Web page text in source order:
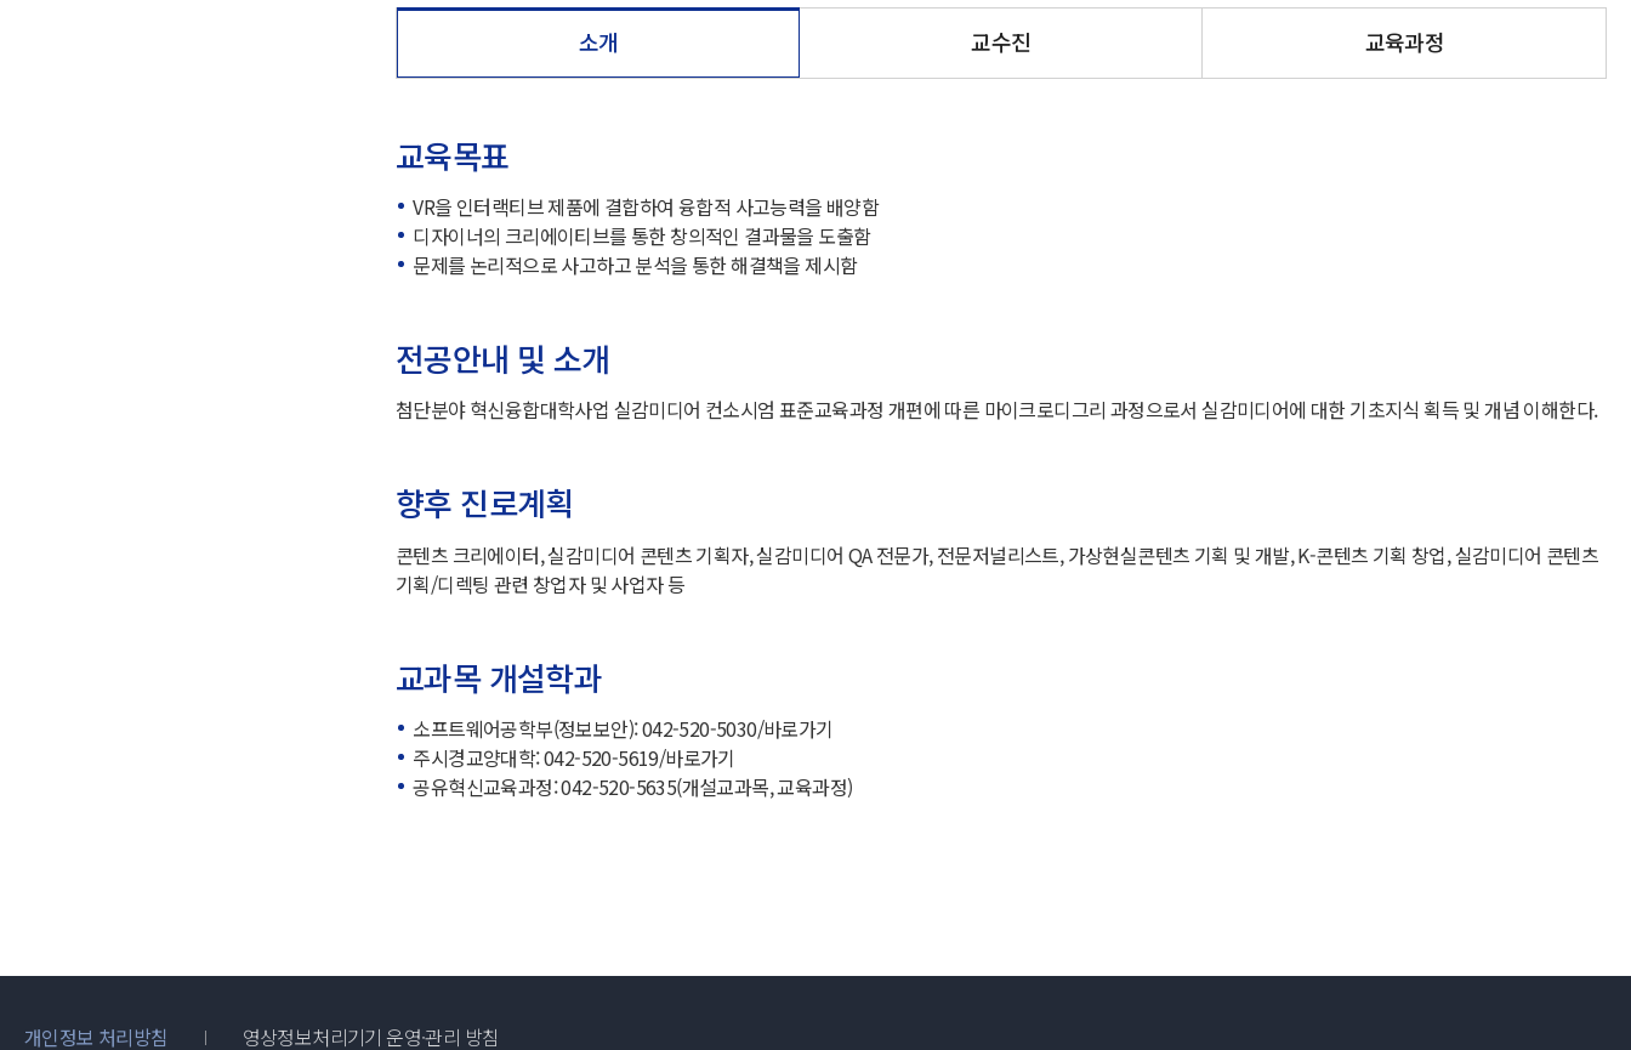
소개 교수진 교육과정
교육목표
VR을 인터랙티브 제품에 결합하여 융합적 사고능력을 배양함
디자이너의 크리에이티브를 통한 창의적인 결과물을 도출함
문제를 논리적으로 사고하고 분석을 통한 해결책을 제시함
전공안내 및 소개
첨단분야 혁신융합대학사업 실감미디어 컨소시엄 표준교육과정 개편에 따른 마이크로디그리 과정으로서 실감미디어에 대한 기초지식 획득 및 개념 이해한다.
향후 진로계획
콘텐츠 크리에이터, 실감미디어 콘텐츠 기획자, 실감미디어 QA 전문가, 전문저널리스트, 가상현실콘텐츠 기획 및 개발, K-콘텐츠 기획 창업, 실감미디어 콘텐츠
기획/디렉팅 관련 창업자 및 사업자 등
교과목 개설학과
소프트웨어공학부(정보보안): 042-520-5030/바로가기
주시경교양대학: 042-520-5619/바로가기
공유혁신교육과정: 042-520-5635(개설교과목, 교육과정)
개인정보 처리방침 영상정보처리기기 운영·관리 방침